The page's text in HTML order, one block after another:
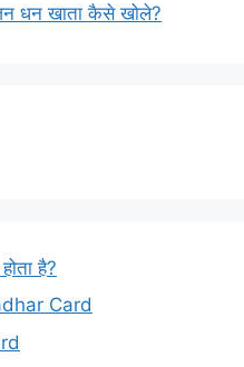
धन खाता कैसे खोले?
है?
Card